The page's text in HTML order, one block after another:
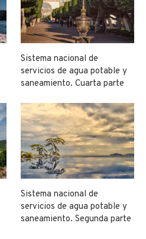
Sistema nacional de
servicios de agua potable y
saneamiento. Cuarta parte
Sistema nacional de
servicios de agua potable y
saneamiento. Segunda parte